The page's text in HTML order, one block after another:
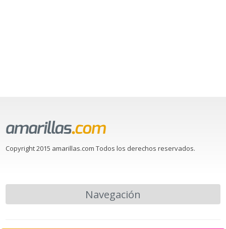
Copyright 2015 amarillas.com Todos los derechos reservados.
Navegación